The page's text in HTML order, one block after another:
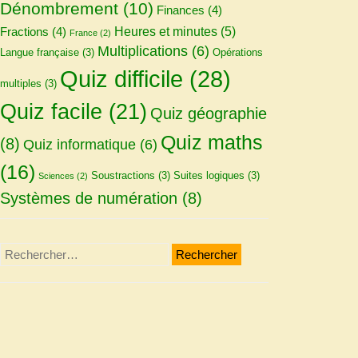
Dénombrement (10) Finances (4)
Fractions (4) France (2) Heures et minutes (5)
Langue française (3) Multiplications (6) Opérations
multiples (3) Quiz difficile (28)
Quiz facile (21) Quiz géographie
(8) Quiz informatique (6) Quiz maths
(16) Sciences (2) Soustractions (3) Suites logiques (3)
Systèmes de numération (8)
Rechercher :